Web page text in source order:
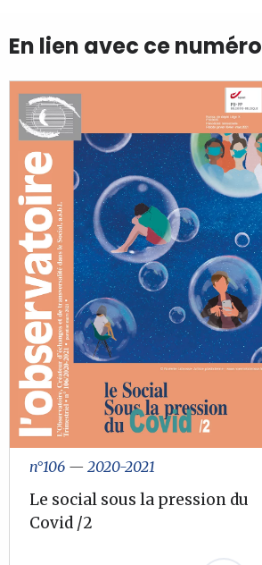
En lien avec ce numéro
n°106 — 2020-2021
Le social sous la pression du
Covid /2